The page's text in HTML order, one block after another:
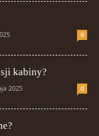
0
kabiny?
2025 0